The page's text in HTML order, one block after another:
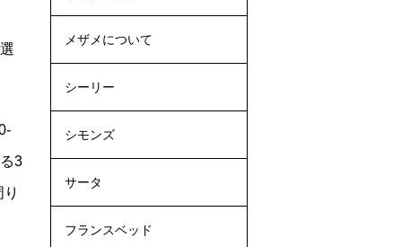
3
メザメについて
シーリー
シモンズ
サータ
フランスベッド